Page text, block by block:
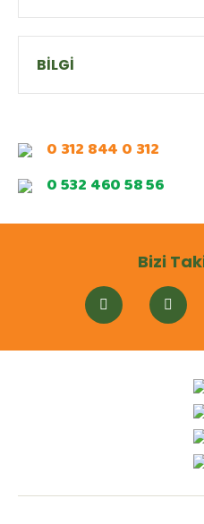
BİLGİ
0 312 844 0 312
0 532 460 58 56
Bizi